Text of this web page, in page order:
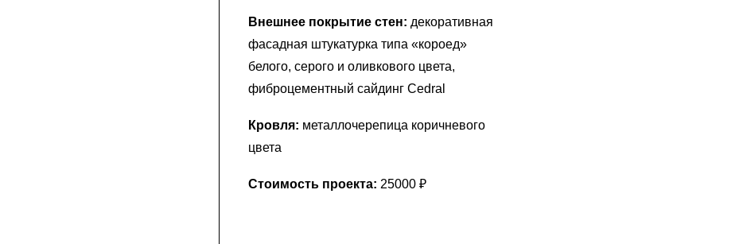
Внешнее покрытие стен: декоративная
фасадная штукатурка типа «короед»
белого, серого и оливкового цвета,
фиброцементный сайдинг Cedral
Кровля: металлочерепица коричневого
цвета
Стоимость проекта: 25000 ₽